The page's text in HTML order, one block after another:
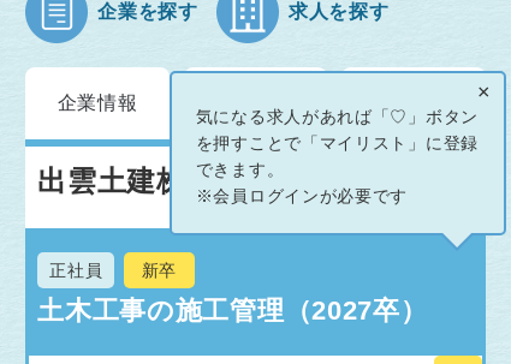
企業を探す 求人を探す
企業情報
一覧
情報
出雲土建株式会社
正社員 新卒
土木工事の施工管理（2027卒）
×
気になる求人があれば「♡」ボタン
を押すことで「マイリスト」に登録
できます。
※会員ログインが必要です